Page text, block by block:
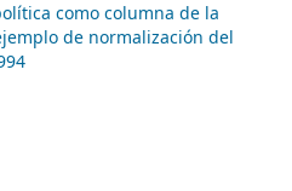
como columna de la
de normalización del